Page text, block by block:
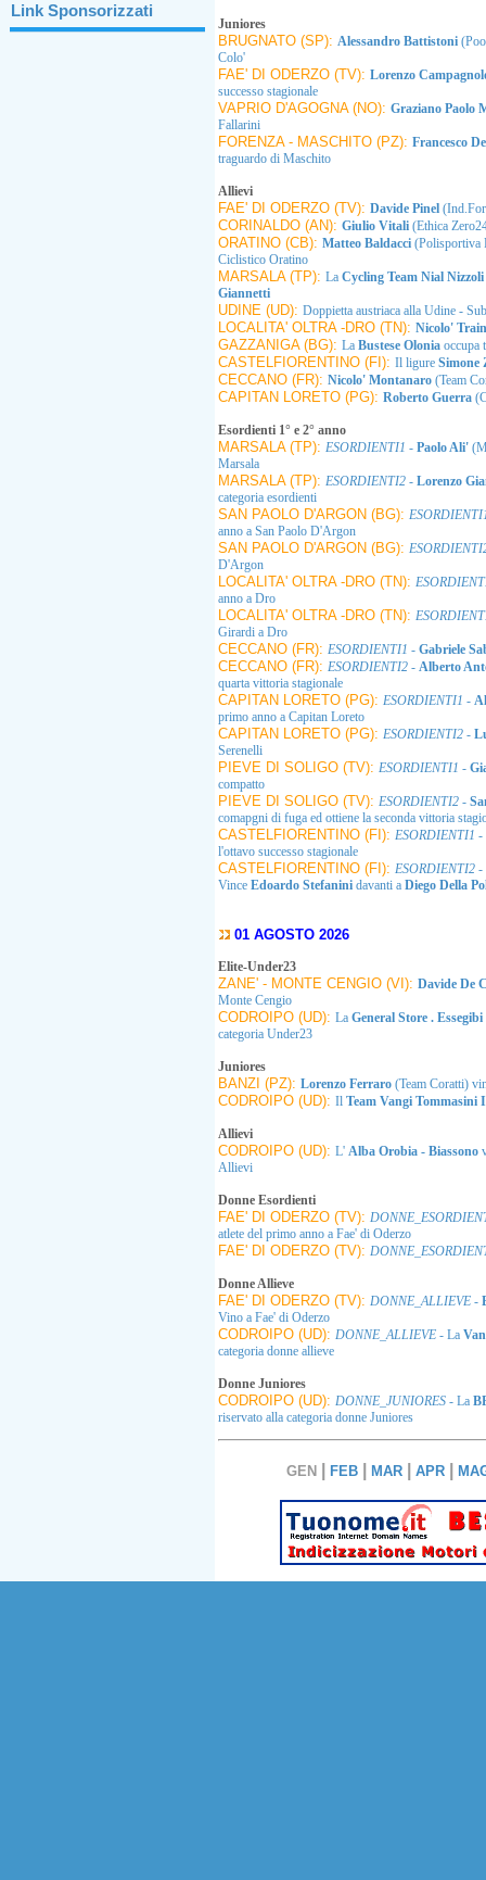
Link Sponsorizzati
Juniores
BRUGNATO (SP): Alessandro Battistoni
Colo'
FAE' DI ODERZO (TV): Lorenzo
successo stagionale
VAPRIO D'AGOGNA (NO): Graziano Paolo
Fallarini
FORENZA - MASCHITO (PZ): Francesco
traguardo di Maschito
Allievi
FAE' DI ODERZO (TV): Davide Pinel
CORINALDO (AN): Giulio Vitali (Ethica
ORATINO (CB): Matteo Baldacci (Polisportiva
Ciclistico Oratino
MARSALA (TP): La Cycling Team Nial
Giannetti
UDINE (UD): Doppietta austriaca alla Udine -
LOCALITA' OLTRA -DRO (TN): Nicolo'
GAZZANIGA (BG): La Bustese Olonia occupa
CASTELFIORENTINO (FI): Il ligure
CECCANO (FR): Nicolo' Montanaro (Team
CAPITAN LORETO (PG): Roberto Guerra
Esordienti 1° e 2° anno
MARSALA (TP): ESORDIENTI1 - Paolo Ali'
Marsala
MARSALA (TP): ESORDIENTI2 - Lorenzo
categoria esordienti
SAN PAOLO D'ARGON (BG):
anno a San Paolo D'Argon
SAN PAOLO D'ARGON (BG):
D'Argon
LOCALITA' OLTRA -DRO (TN):
anno a Dro
LOCALITA' OLTRA -DRO (TN):
Girardi a Dro
CECCANO (FR): ESORDIENTI1 - Gabriele
CECCANO (FR): ESORDIENTI2 - Alberto
quarta vittoria stagionale
CAPITAN LORETO (PG): ESORDIENTI1 -
primo anno a Capitan Loreto
CAPITAN LORETO (PG): ESORDIENTI2 -
Serenelli
PIEVE DI SOLIGO (TV): ESORDIENTI1 -
compatto
PIEVE DI SOLIGO (TV): ESORDIENTI2 -
comapgni di fuga ed ottiene la seconda vittoria
CASTELFIORENTINO (FI): ESORDIENTI1 -
l'ottavo successo stagionale
CASTELFIORENTINO (FI): ESORDIENTI2 -
Vince Edoardo Stefanini davanti a Diego Della
01 AGOSTO 2026
Elite-Under23
ZANE' - MONTE CENGIO (VI): Davide De
Monte Cengio
CODROIPO (UD): La General Store .
categoria Under23
Juniores
BANZI (PZ): Lorenzo Ferraro (Team Coratti)
CODROIPO (UD): Il Team Vangi Tommasini
Allievi
CODROIPO (UD): L' Alba Orobia - Biassono
Allievi
Donne Esordienti
FAE' DI ODERZO (TV):
atlete del primo anno a Fae' di Oderzo
FAE' DI ODERZO (TV):
Donne Allieve
FAE' DI ODERZO (TV): DONNE_ALLIEVE -
Vino a Fae' di Oderzo
CODROIPO (UD): DONNE_ALLIEVE - La
categoria donne allieve
Donne Juniores
CODROIPO (UD): DONNE_JUNIORES - La
riservato alla categoria donne Juniores
GEN FEB MAR APR